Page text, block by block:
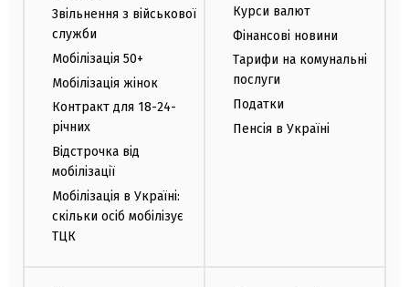
Звільнення з військової
служби
Мобілізація 50+
Мобілізація жінок
Контракт для 18-24-
річних
Відстрочка від
мобілізації
Мобілізація в Україні:
скільки осіб мобілізує
ТЦК
Курси валют
Фінансові новини
Тарифи на комунальні
послуги
Податки
Пенсія в Україні